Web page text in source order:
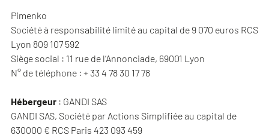
Pimenko
Société à responsabilité limité au capital de 9 070 euros RCS
Lyon 809 107 592
Siège social : 11 rue de l’Annonciade, 69001 Lyon
N° de téléphone : + 33 4 78 30 17 78
Hébergeur : GANDI SAS
GANDI SAS, Société par Actions Simplifiée au capital de
630000 € RCS Paris 423 093 459